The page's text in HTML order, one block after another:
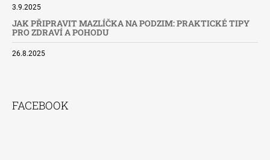
3.9.2025
JAK PŘIPRAVIT MAZLÍČKA NA PODZIM: PRAKTICKÉ TIPY
PRO ZDRAVÍ A POHODU
26.8.2025
FACEBOOK